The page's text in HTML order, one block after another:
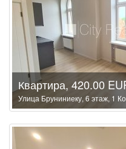
Квартира, 420.00
Улица Бруниниеку, 6 этаж, 1